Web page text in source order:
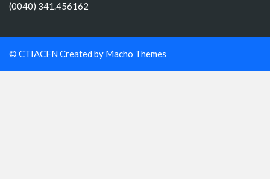
(0040) 341.456162
© CTIACFN Created by Macho Themes